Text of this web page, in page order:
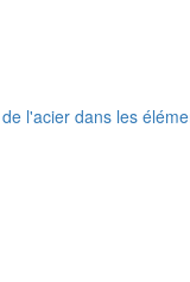
l'acier dans les